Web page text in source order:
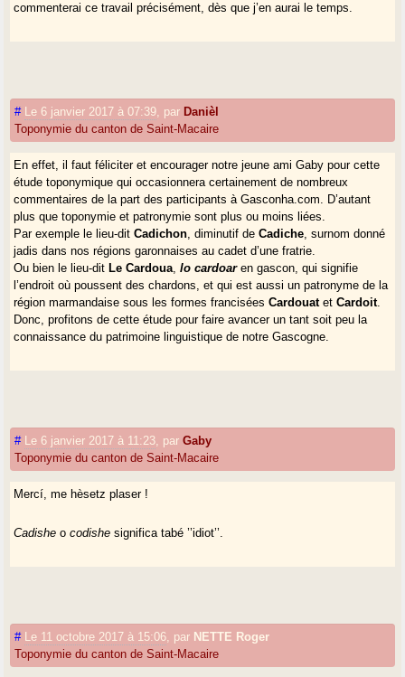
commenterai ce travail précisément, dès que j’en aurai le temps.
# Le 6 janvier 2017 à 07:39, par Danièl
Toponymie du canton de Saint-Macaire
En effet, il faut féliciter et encourager notre jeune ami Gaby pour cette
étude toponymique qui occasionnera certainement de nombreux
commentaires de la part des participants à Gasconha.com. D’autant
plus que toponymie et patronymie sont plus ou moins liées.
Par exemple le lieu-ditCadichon, diminutif deCadiche, surnom donné
jadis dans nos régions garonnaises au cadet d’une fratrie.
Ou bien le lieu-dit Le Cardoua,lo cardoar en gascon, qui signifie
l’endroit où poussent des chardons, et qui est aussi un patronyme de la
région marmandaise sous les formes franciséesCardouatetCardoit.
Donc, profitons de cette étude pour faire avancer un tant soit peu la
connaissance du patrimoine linguistique de notre Gascogne.
# Le 6 janvier 2017 à 11:23, parGaby
Toponymie du canton de Saint-Macaire
Mercí, me hèsetz plaser !
Cadishe ocodishe significa tabé ’’idiot’’.
# Le 11 octobre 2017 à 15:06, par NETTE Roger
Toponymie du canton de Saint-Macaire